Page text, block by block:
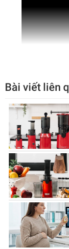
⭐ PHIÊN
Máy
Ép
Bài viết liên